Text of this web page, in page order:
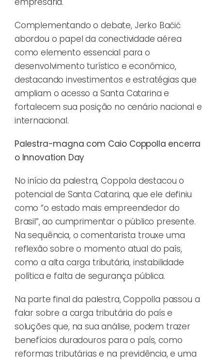
Complementando o debate, Jerko Bačić
abordou o papel da conectividade aérea
como elemento essencial para o
desenvolvimento turístico e econômico,
destacando investimentos e estratégias que
ampliam o acesso a Santa Catarina e
fortalecem sua posição no cenário nacional e
internacional.
Palestra-magna com Caio Coppolla encerra
o Innovation Day
No início da palestra, Coppola destacou o
potencial de Santa Catarina, que ele definiu
como “o estado mais empreendedor do
Brasil”, ao cumprimentar o público presente.
Na sequência, o comentarista trouxe uma
reflexão sobre o momento atual do país,
como a alta carga tributária, instabilidade
política e falta de segurança pública.
Na parte final da palestra, Coppolla passou a
falar sobre a carga tributária do país e
soluções que, na sua análise, podem trazer
benefícios duradouros para o país, como
reformas tributárias e na previdência, e uma